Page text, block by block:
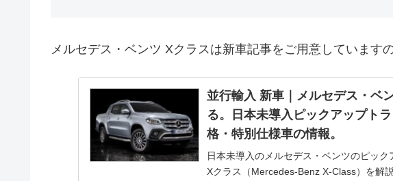
メルセデス・ベンツ Xクラスは新車記事をご用意しています
並行輸入 新車｜メルセデス・ベ
る。日本未導入ピックアップト
格・特別仕様車の情報。
日本未導入のメルセデス・ベンツのピッ
Xクラス（Mercedes-Benz X-Class）を解